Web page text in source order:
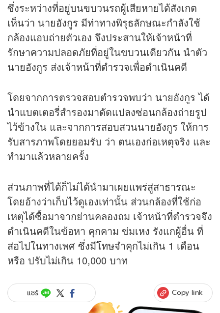
ซึ่งระหว่างที่อยู่บนขบวนรถผู้เสียหายได้สังเกต
เห็นว่า นายอังกูร มีท่าทางพิรุธลักษณะกำลังใช้
กล้องแอบถ่ายตัวเอง จึงประสานให้เจ้าหน้าที่
รักษาความปลอดภัยที่อยู่ในขบวนเดียวกัน นำตัว
นายอังกูร ส่งเจ้าหน้าที่ตำรวจเพื่อดำเนินคดี
โดยจากการตรวจสอบตำรวจพบว่า นายอังกูร ได้
นำแบตเตอรี่สำรองมาดัดแปลงซ่อนกล้องถ่ายรูป
ไว้ข้างใน และจากการสอบสวนนายอังกูร ให้การ
รับสารภาพโดยยอมรับ ว่า ตนเองก่อเหตุจริง และ
ทำมาแล้วหลายครั้ง
ส่วนภาพที่ได้ก็ไม่ได้นำมาเผยแพร่สู่สาธารณะ
โดยอ้างว่าเก็บไว้ดูเองเท่านั้น ส่วนกล้องที่ใช้ก่อ
เหตุได้ซื้อมาจากย่านคลองถม เจ้าหน้าที่ตำรวจจึง
ดำเนินคดีในข้อหา คุกคาม ข่มเหง รังแกผู้อื่น ที่
ส่อไปในทางเพศ ซึ่งมีโทษจำคุกไม่เกิน 1 เดือน
หรือ ปรับไม่เกิน 10,000 บาท
แชร์ Copy link